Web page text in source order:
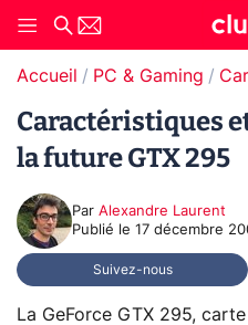
Accueil PC & Gaming
Caractéristiques
la future GTX 295
Par Alexandre Laurent
Publié le 17 décembre
Suivez-nous
La GeForce GTX 295,